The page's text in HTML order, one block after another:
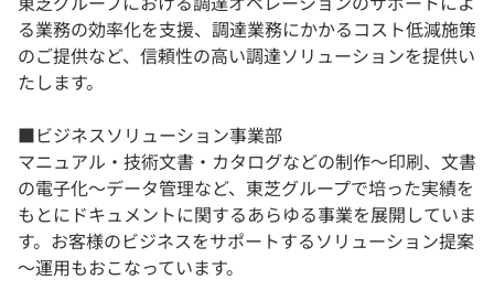
る業務の効率化を支援、調達業務にかかるコスト低減施策
のご提供など、信頼性の高い調達ソリューションを提供い
たします。
■ビジネスソリューション事業部
マニュアル・技術文書・カタログなどの制作～印刷、文書
の電子化～データ管理など、東芝グループで培った実績を
もとにドキュメントに関するあらゆる事業を展開していま
す。お客様のビジネスをサポートするソリューション提案
～運用もおこなっています。